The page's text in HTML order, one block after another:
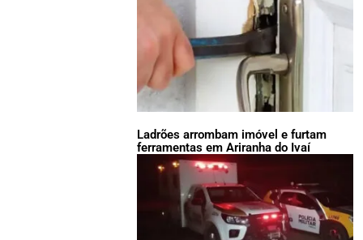
Ladrões arrombam imóvel e furtam
ferramentas em Ariranha do Ivaí